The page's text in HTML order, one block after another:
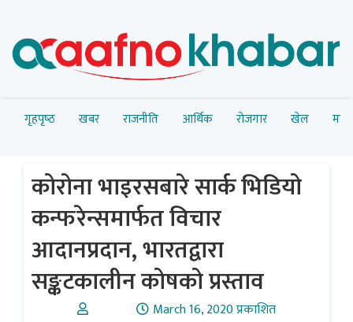
गृहपृष्‍ठ खबर राजनीति आर्थिक रोजगार खेल
कोरोना भाइरसबारे सार्क भिडियो
कन्फरेन्समार्फत विचार
आदानप्रदान, भारतद्वारा
सङ्कटकालीन कोषको प्रस्ताव
March 16, 2020 प्रकाशित